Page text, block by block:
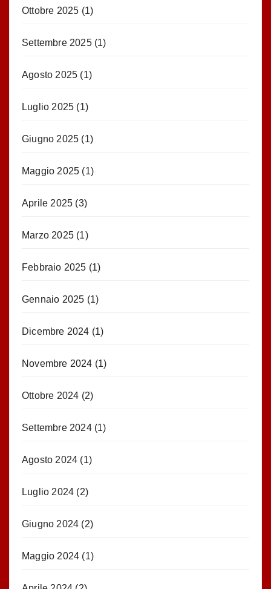
Ottobre 2025 (1)
Settembre 2025(1)
Agosto 2025 (1)
Luglio 2025 (1)
Giugno 2025 (1)
Maggio 2025 (1)
Aprile 2025 (3)
Marzo 2025 (1)
Febbraio 2025 (1)
Gennaio 2025 (1)
Dicembre 2024 (1)
Novembre 2024 (1)
Ottobre 2024 (2)
Settembre 2024(1)
Agosto 2024 (1)
Luglio 2024 (2)
Giugno 2024 (2)
Maggio 2024 (1)